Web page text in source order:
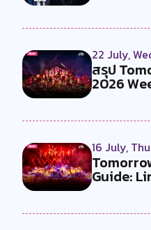
22 July,
สรุป
2026
16 July,
Guide: